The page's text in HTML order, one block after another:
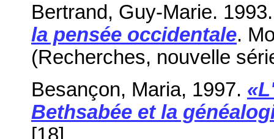
Bertrand, Guy-Marie.
la pensée occidentale.
(Recherches, nouvelle
Besançon, Maria, 1997.
Bethsabée et la
[18]